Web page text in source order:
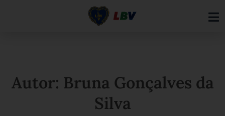
Autor: Bruna Gonçalves da
Silva